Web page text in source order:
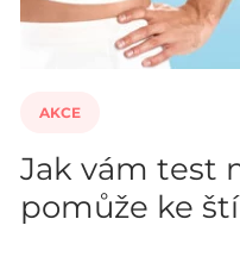
AKCE
Jak vám test
pomůže ke